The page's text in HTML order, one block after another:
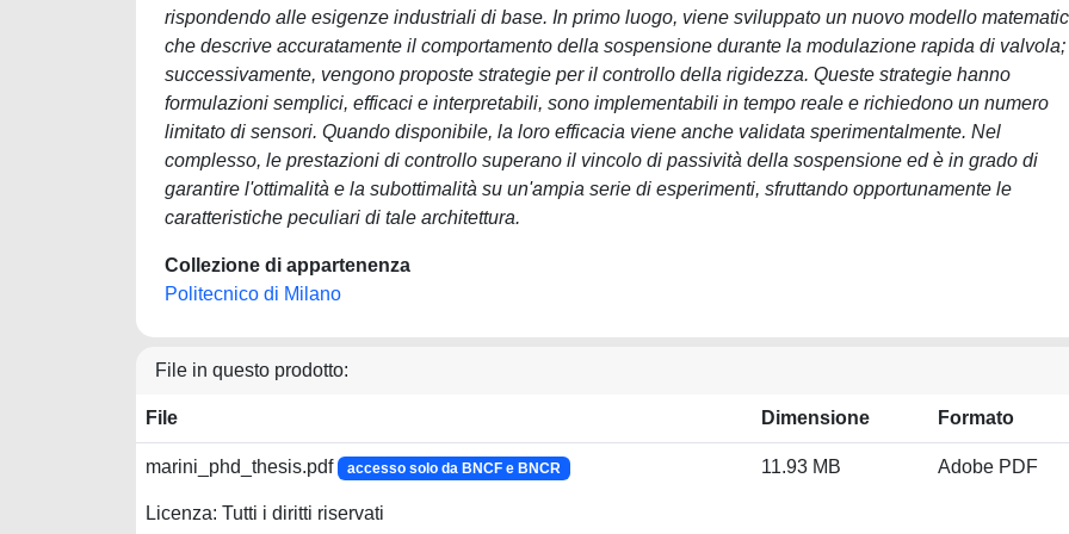
rispondendo alle esigenze industriali di base. In primo luogo, viene sviluppato un nuovo modello
che descrive accuratamente il comportamento della sospensione durante la modulazione rapida di valvola;
successivamente, vengono proposte strategie per il controllo della rigidezza. Queste strategie hanno
formulazioni semplici, efficaci e interpretabili, sono implementabili in tempo reale e richiedono un numero
limitato di sensori. Quando disponibile, la loro efficacia viene anche validata sperimentalmente. Nel
complesso, le prestazioni di controllo superano il vincolo di passività della sospensione ed è in grado di
garantire l'ottimalità e la subottimalità su un'ampia serie di esperimenti, sfruttando opportunamente le
caratteristiche peculiari di tale architettura.
Collezione di appartenenza
Politecnico di Milano
File in questo prodotto:
File Dimensione Formato
marini_phd_thesis.pdf accesso solo da BNCF e BNCR
Licenza: Tutti i diritti riservati
11.93 MB Adobe PDF